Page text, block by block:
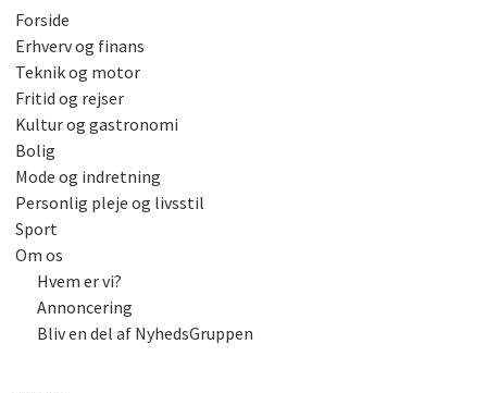
Forside
Erhverv og finans
Teknik og motor
Fritid og rejser
Kultur og gastronomi
Bolig
Mode og indretning
Personlig pleje og livsstil
Sport
Om os
Hvem er vi?
Annoncering
Bliv en del af NyhedsGruppen